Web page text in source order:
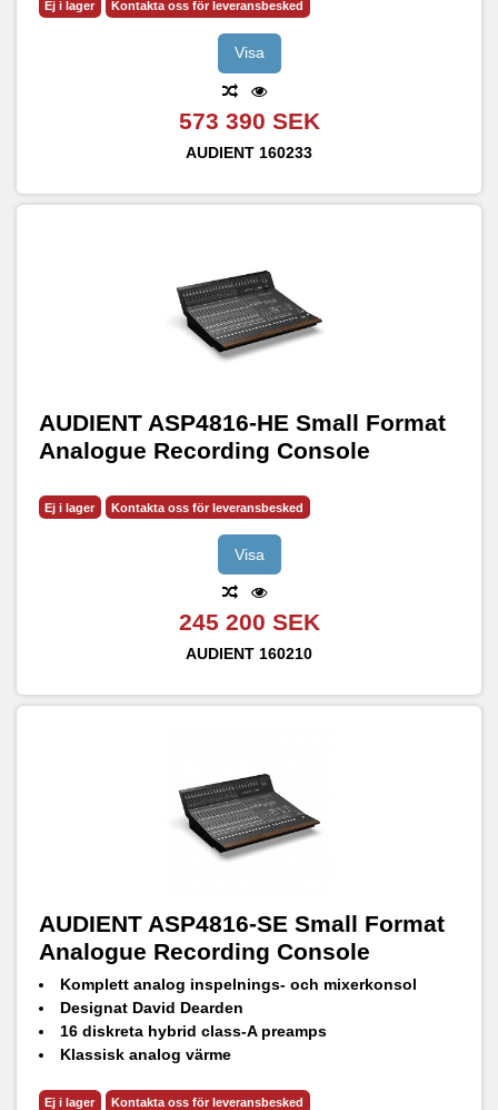
Ej i lager Kontakta oss för leveransbesked
Visa
573 390 SEK
AUDIENT 160233
AUDIENT ASP4816-HE Small Format
Analogue Recording Console
Ej i lager Kontakta oss för leveransbesked
Visa
245 200 SEK
AUDIENT 160210
AUDIENT ASP4816-SE Small Format
Analogue Recording Console
Komplett analog inspelnings- och mixerkonsol
Designat David Dearden
16 diskreta hybrid class-A preamps
Klassisk analog värme
Ej i lager Kontakta oss för leveransbesked